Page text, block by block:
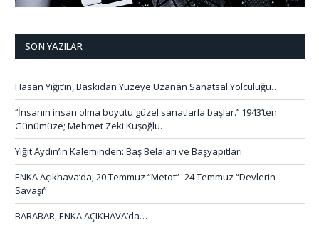
SON YAZILAR
Hasan Yiğit’in, Baskıdan Yüzeye Uzanan Sanatsal Yolculuğu…
‘’İnsanın insan olma boyutu güzel sanatlarla başlar.’’ 1943’ten
Günümüze; Mehmet Zeki Kuşoğlu…
Yiğit Aydın’ın Kaleminden: Baş Belaları ve Başyapıtları
ENKA Açıkhava’da; 20 Temmuz “Metot”- 24 Temmuz “Devlerin
Savaşı”
BARABAR, ENKA AÇIKHAVA’da…